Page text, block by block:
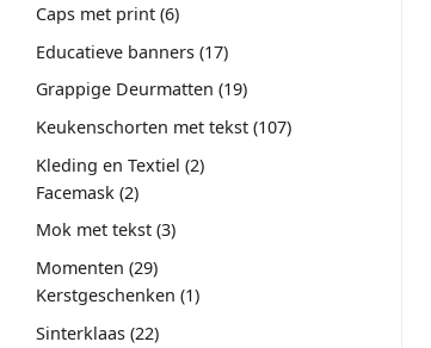
Caps met print 66
Educatieve banners 1717
producten
Grappige Deurmatten 1919
Keukenschorten met tekst 107107
Kleding en Textiel 22
Facemask 22
Mok met tekst 33
Momenten 2929
producten
Kerstgeschenken 11
Sinterklaas 2222